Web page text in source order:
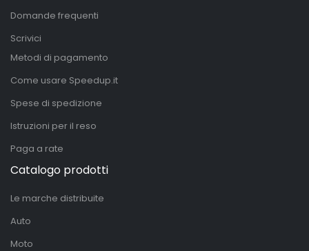
Domande frequenti
Scrivici
Metodi di pagamento
Come usare Speedup.it
Spese di spedizione
Istruzioni per il reso
Paga a rate
Catalogo prodotti
Le marche distribuite
Auto
Moto